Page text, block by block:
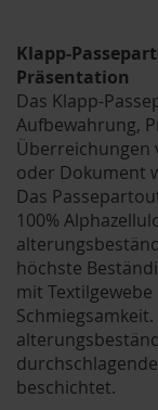
Klapp-
Präsentation
Das Klapp-
Aufbewahrung,
Überreichungen
oder Dokument
Das
100%
höchste
mit
beschichtet.